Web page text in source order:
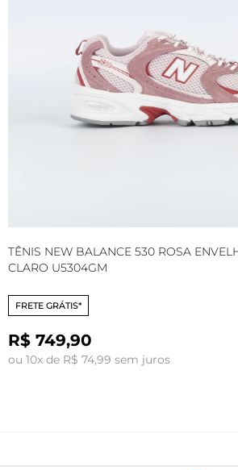
TÊNIS NEW BALANCE 530 ROSA
CLARO U5304GM
FRETE GRÁTIS*
R$ 749,90
ou 10x de R$ 74,99 sem juros